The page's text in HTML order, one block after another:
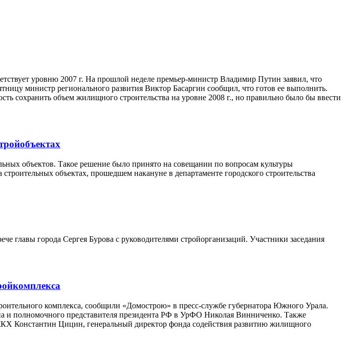
уровню 2007 г. На прошлой неделе премьер-министр Владимир Путин заявил, что
министр регионального развития Виктор Басаргин сообщил, что готов ее выполнить.
сохранить объем жилищного строительства на уровне 2008 г., но правильно было бы ввести
объектов. Такое решение было принято на совещании по вопросам культуры
объектах, прошедшем накануне в департаменте городского строительства
главы города Сергея Бурова с руководителями стройорганизаций. Участники заседания
комплекса, сообщили «Домострою» в пресс-службе губернатора Южного Урала.
и полномочного представителя президента РФ в УрФО Николая Винниченко. Также
Константин Цицин, генеральный директор фонда содействия развитию жилищного